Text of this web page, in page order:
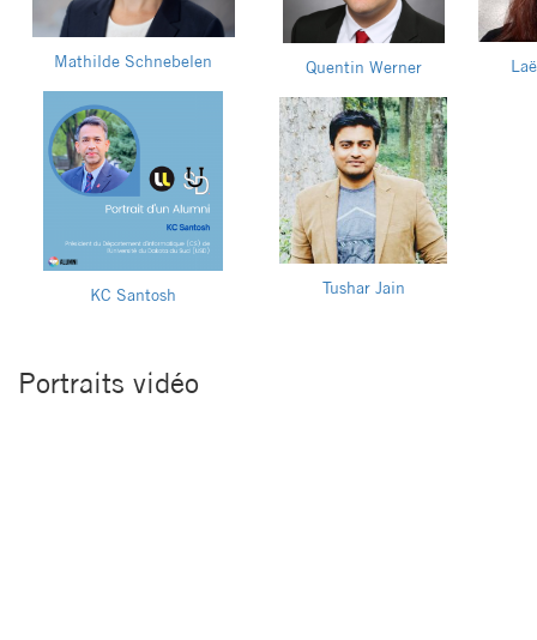
Mathilde Schnebelen Quentin Werner
KC Santosh Tushar Jain
Portraits vidéo